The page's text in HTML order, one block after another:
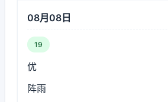
08月08日
19
优
阵雨